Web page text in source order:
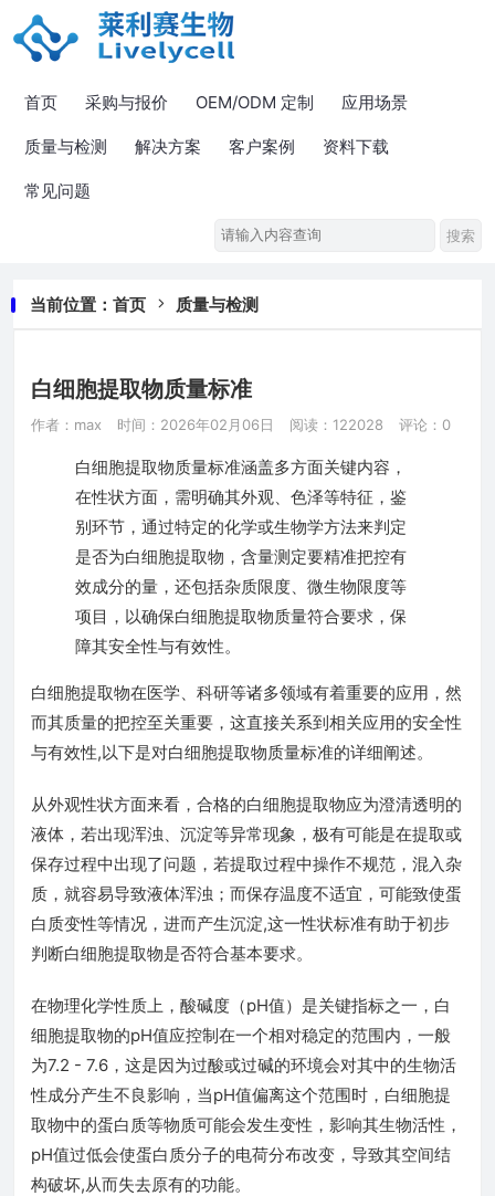
首页 采购与报价 OEM/ODM 定制 应用场景
质量与检测 解决方案 客户案例 资料下载
常见问题
当前位置： 首页 质量与检测
白细胞提取物质量标准
作者：max 时间：2026年02月06日 阅读：122028 评论：0
白细胞提取物质量标准涵盖多方面关键内容，
在性状方面，需明确其外观、色泽等特征，鉴
别环节，通过特定的化学或生物学方法来判定
是否为白细胞提取物，含量测定要精准把控有
效成分的量，还包括杂质限度、微生物限度等
项目，以确保白细胞提取物质量符合要求，保
障其安全性与有效性。
白细胞提取物在医学、科研等诸多领域有着重要的应用，然
而其质量的把控至关重要，这直接关系到相关应用的安全性
与有效性,以下是对白细胞提取物质量标准的详细阐述。
从外观性状方面来看，合格的白细胞提取物应为澄清透明的
液体，若出现浑浊、沉淀等异常现象，极有可能是在提取或
保存过程中出现了问题，若提取过程中操作不规范，混入杂
质，就容易导致液体浑浊；而保存温度不适宜，可能致使蛋
白质变性等情况，进而产生沉淀,这一性状标准有助于初步
判断白细胞提取物是否符合基本要求。
在物理化学性质上，酸碱度（pH值）是关键指标之一，白
细胞提取物的pH值应控制在一个相对稳定的范围内，一般
为7.2 - 7.6，这是因为过酸或过碱的环境会对其中的生物活
性成分产生不良影响，当pH值偏离这个范围时，白细胞提
取物中的蛋白质等物质可能会发生变性，影响其生物活性，
pH值过低会使蛋白质分子的电荷分布改变，导致其空间结
构破坏,从而失去原有的功能。